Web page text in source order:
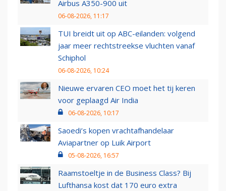
Airbus A350-900 uit
06-08-2026, 11:17
TUI breidt uit op ABC-eilanden: volgend
jaar meer rechtstreekse vluchten vanaf
Schiphol
06-08-2026, 10:24
Nieuwe ervaren CEO moet het tij keren
voor geplaagd Air India
06-08-2026, 10:17
Saoedi’s kopen vrachtafhandelaar
Aviapartner op Luik Airport
05-08-2026, 16:57
Raamstoeltje in de Business Class? Bij
Lufthansa kost dat 170 euro extra